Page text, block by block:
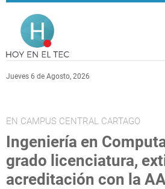
Pasar al contenido principal
Jueves 6 de Agosto, 2026
EN CAMPUS CENTRAL CARTAGO
Ingeniería en
grado licenciatura,
acreditación con la